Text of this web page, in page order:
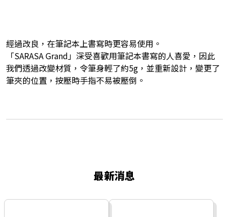
經過改良，在筆記本上書寫時更容易使用。
「SARASA Grand」深受喜歡用筆記本書寫的人喜愛，因此
我們透過改變材質，令筆身輕了約5g，並重新設計，變更了
筆夾的位置，按壓時手指不易被壓倒。
最新消息